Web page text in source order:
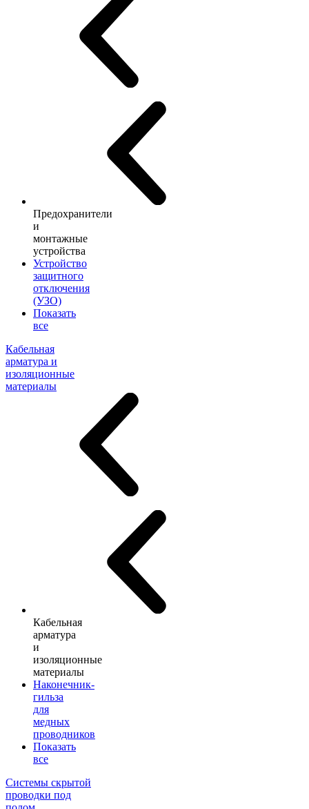
Предохранители
и
монтажные
устройства
Устройство
защитного
отключения
(УЗО)
Показать
все
Кабельная
арматура и
изоляционные
материалы
Кабельная
арматура
и
изоляционные
материалы
Наконечник-
гильза
для
медных
проводников
Показать
все
Системы скрытой
проводки под